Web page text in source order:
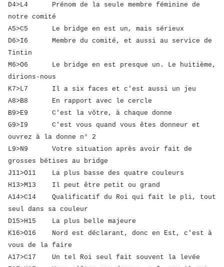
D4>L4 Prénom de la seule membre féminine de
notre comité
A5>C5 Le bridge en est un, mais sérieux
D6>I6 Membre du comité, et aussi au service de
Tintin
M6>O6 Le bridge en est presque un. Le huitième,
dirions-nous
K7>L7 Il a six faces et c'est aussi un jeu
A8>B8 En rapport avec le cercle
B9>E9 C'est la vôtre, à chaque donne
G9>I9 C'est vous quand vous êtes donneur et
ouvrez à la donne n° 2
L9>N9 Votre situation après avoir fait de
grosses bétises au bridge
J11>O11 La plus basse des quatre couleurs
H13>M13 Il peut être petit ou grand
A14>C14 Qualificatif du Roi qui fait le pli, tout
seul dans sa couleur
D15>H15 La plus belle majeure
K16>O16 Nord est déclarant, donc en Est, c'est à
vous de la faire
A17>C17 Un tel Roi seul fait souvent la levée